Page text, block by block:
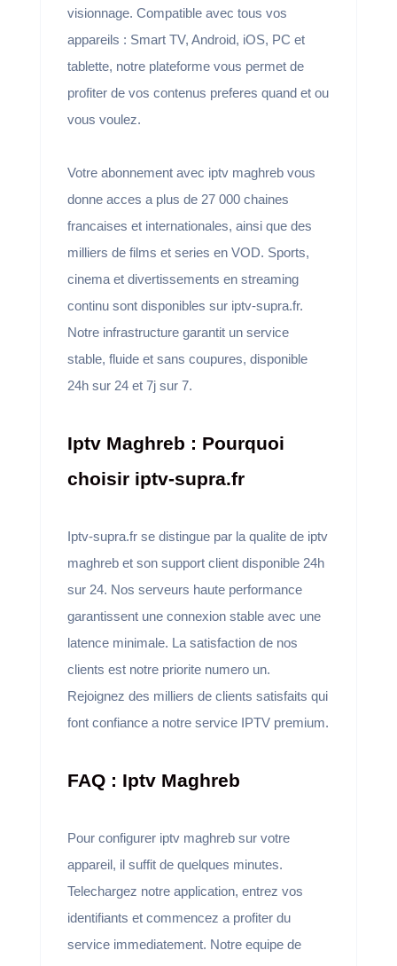
visionnage. Compatible avec tous vos
appareils : Smart TV, Android, iOS, PC et
tablette, notre plateforme vous permet de
profiter de vos contenus preferes quand et ou
vous voulez.
Votre abonnement avec iptv maghreb vous
donne acces a plus de 27 000 chaines
francaises et internationales, ainsi que des
milliers de films et series en VOD. Sports,
cinema et divertissements en streaming
continu sont disponibles sur iptv-supra.fr.
Notre infrastructure garantit un service
stable, fluide et sans coupures, disponible
24h sur 24 et 7j sur 7.
Iptv Maghreb : Pourquoi
choisir iptv-supra.fr
Iptv-supra.fr se distingue par la qualite de iptv
maghreb et son support client disponible 24h
sur 24. Nos serveurs haute performance
garantissent une connexion stable avec une
latence minimale. La satisfaction de nos
clients est notre priorite numero un.
Rejoignez des milliers de clients satisfaits qui
font confiance a notre service IPTV premium.
FAQ : Iptv Maghreb
Pour configurer iptv maghreb sur votre
appareil, il suffit de quelques minutes.
Telechargez notre application, entrez vos
identifiants et commencez a profiter du
service immediatement. Notre equipe de